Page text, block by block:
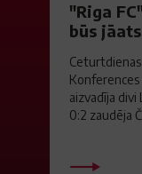
"Riga
būs
Ceturtdienas
Konferences
aizvadīja divi
0:2 zaudēja